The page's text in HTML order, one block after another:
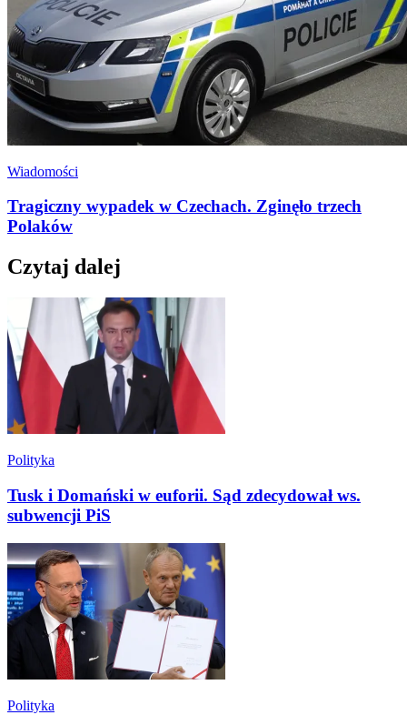
Wiadomości
Tragiczny wypadek w Czechach. Zginęło trzech
Polaków
Czytaj dalej
Polityka
Tusk i Domański w euforii. Sąd zdecydował ws.
subwencji PiS
Polityka